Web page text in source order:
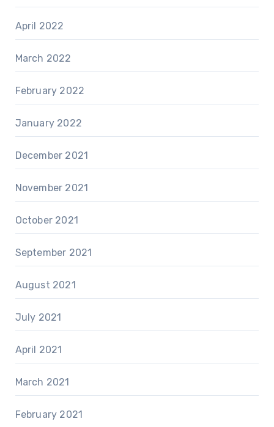
April 2022
March 2022
February 2022
January 2022
December 2021
November 2021
October 2021
September 2021
August 2021
July 2021
April 2021
March 2021
February 2021